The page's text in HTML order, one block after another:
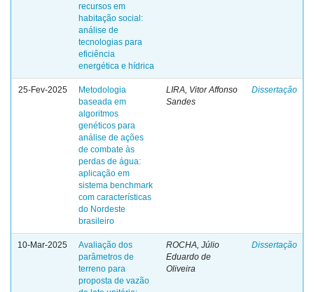
recursos em
habitação social:
análise de
tecnologias para
eficiência
energética e hídrica
25-Fev-2025
Metodologia
baseada em
algoritmos
genéticos para
análise de ações
de combate às
perdas de água:
aplicação em
sistema benchmark
com características
do Nordeste
brasileiro
LIRA, Vitor Affonso
Sandes
Dissertação
10-Mar-2025
Avaliação dos
parâmetros de
terreno para
proposta de vazão
ROCHA, Júlio
Eduardo de
Oliveira
Dissertação